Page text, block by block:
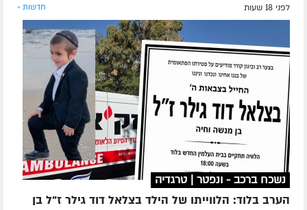
לפני 18 שעות חדשות »
נשכח ברכב - ונפטר | טרגדיה
הערב בלוד: הלווייתו של הילד בצלאל דוד גילר ז"ל בן